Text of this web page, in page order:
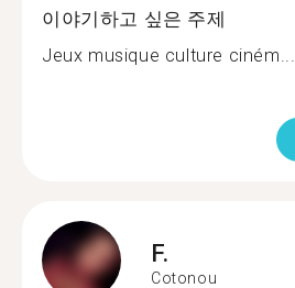
이야기하고 싶은 주제
Jeux musique culture ciném...
F.
Cotonou